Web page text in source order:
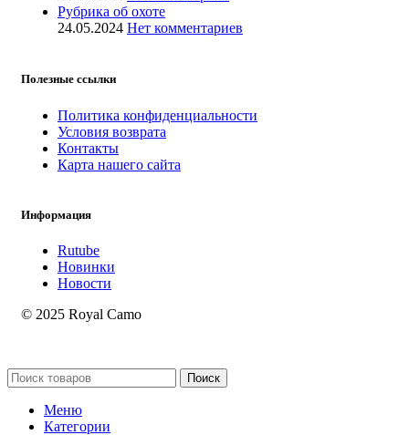
Рубрика об охоте
24.05.2024 Нет комментариев
Полезные ссылки
Политика конфиденциальности
Условия возврата
Контакты
Карта нашего сайта
Информация
Rutube
Новинки
Новости
© 2025 Royal Camo
Поиск
Меню
Категории